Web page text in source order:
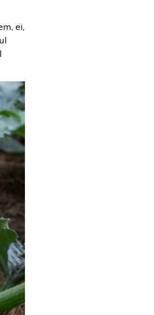
ei,